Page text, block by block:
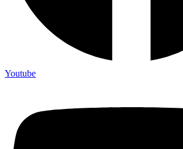
Youtube